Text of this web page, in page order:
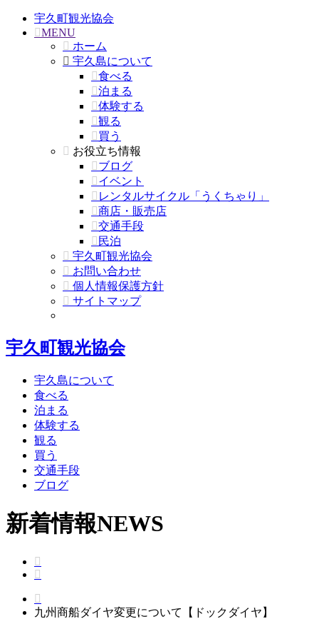
宇久町観光協会
MENU
ホーム
宇久島について
食べる
泊まる
体験する
観る
買う
お役立ち情報
ブログ
イベント
レンタルサイクル「うくちゃり」
商店・販売店
交通手段
民泊
宇久町観光協会
お問い合わせ
個人情報保護方針
サイトマップ
宇久町観光協会
宇久島について
食べる
泊まる
体験する
観る
買う
交通手段
ブログ
新着情報NEWS
九州商船ダイヤ変更について【ドックダイヤ】